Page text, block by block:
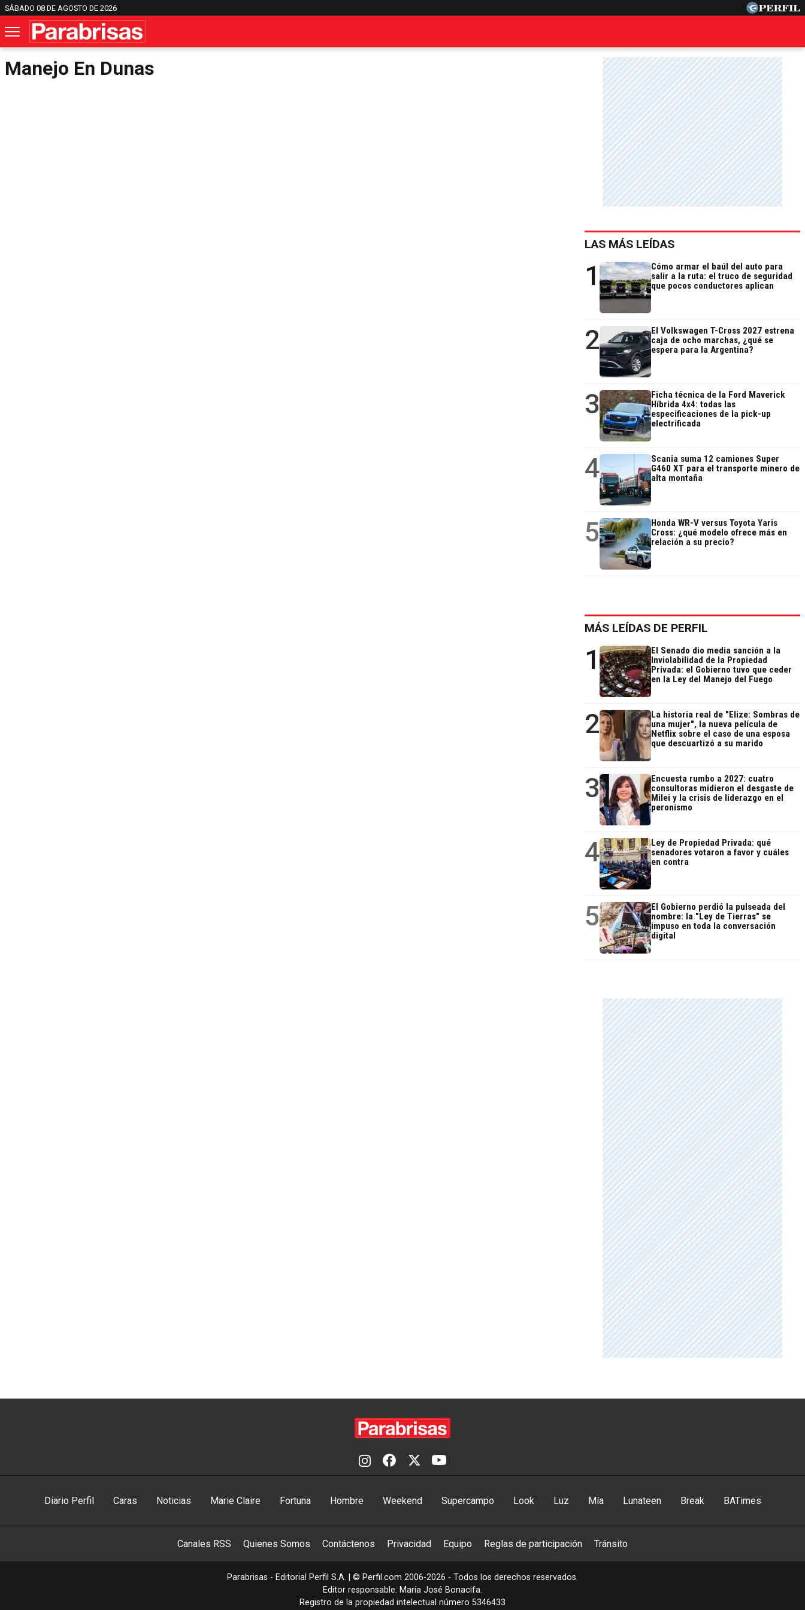
SÁBADO 08 DE AGOSTO DE 2026
Manejo En Dunas
LAS MÁS LEÍDAS
1
Cómo armar el baúl del auto para
salir a la ruta: el truco de seguridad
que pocos conductores aplican
2
El Volkswagen T-Cross 2027 estrena
caja de ocho marchas, ¿qué se
espera para la Argentina?
3
Ficha técnica de la Ford Maverick
Híbrida 4x4: todas las
especificaciones de la pick-up
electrificada
4
Scania suma 12 camiones Super
G460 XT para el transporte minero de
alta montaña
5
Honda WR-V versus Toyota Yaris
Cross: ¿qué modelo ofrece más en
relación a su precio?
MÁS LEÍDAS DE PERFIL
1
El Senado dio media sanción a la
Inviolabilidad de la Propiedad
Privada: el Gobierno tuvo que ceder
en la Ley del Manejo del Fuego
2
La historia real de "Elize: Sombras de
una mujer", la nueva película de
Netflix sobre el caso de una esposa
que descuartizó a su marido
3
Encuesta rumbo a 2027: cuatro
consultoras midieron el desgaste de
Milei y la crisis de liderazgo en el
peronismo
4
Ley de Propiedad Privada: qué
senadores votaron a favor y cuáles
en contra
5
El Gobierno perdió la pulseada del
nombre: la "Ley de Tierras" se
impuso en toda la conversación
digital
Diario Perfil Caras Noticias Marie Claire Fortuna Hombre Weekend Supercampo Look Luz Mía Lunateen Break BATimes
Canales RSS Quienes Somos Contáctenos Privacidad Equipo Reglas de participación Tránsito
Parabrisas - Editorial Perfil S.A. | © Perfil.com 2006-2026 - Todos los derechos reservados.
Editor responsable: María José Bonacifa.
Registro de la propiedad intelectual número 5346433